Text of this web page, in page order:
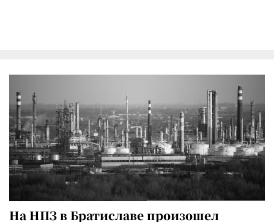
На НПЗ в Братиславе произошел